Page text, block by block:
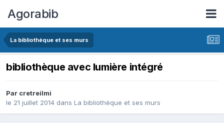
Agorabib
La bibliothèque et ses murs
bibliothèque avec lumière intégré
Par cretreilmi
le 21 juillet 2014 dans La bibliothèque et ses murs